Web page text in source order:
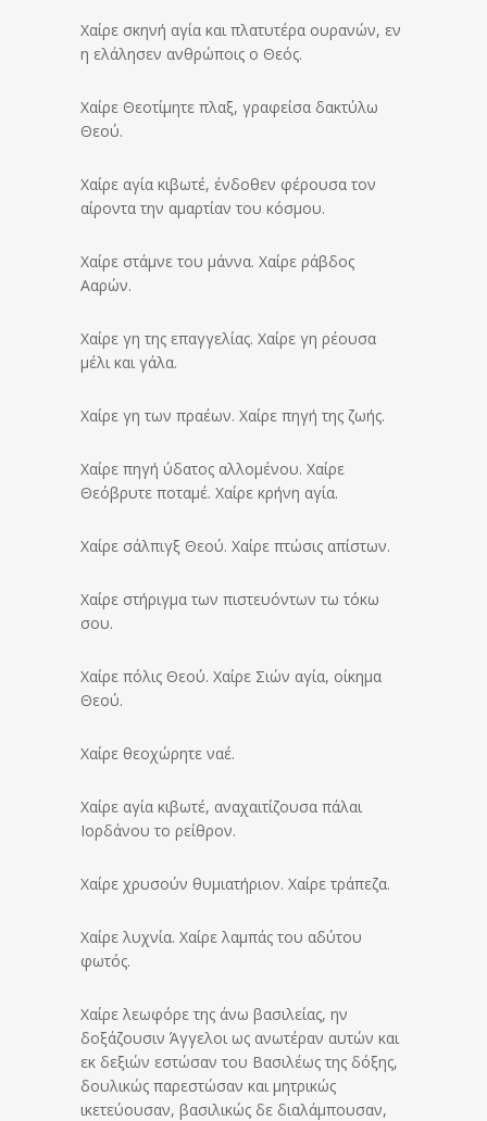
Χαίρε σκηνή αγία και πλατυτέρα ουρανών, εν
η ελάλησεν ανθρώποις ο Θεός.
Χαίρε Θεοτίμητε πλαξ, γραφείσα δακτύλω
Θεού.
Χαίρε αγία κιβωτέ, ένδοθεν φέρουσα τον
αίροντα την αμαρτίαν του κόσμου.
Χαίρε στάμνε του μάννα. Χαίρε ράβδος
Ααρών.
Χαίρε γη της επαγγελίας. Χαίρε γη ρέουσα
μέλι και γάλα.
Χαίρε γη των πραέων. Χαίρε πηγή της ζωής.
Χαίρε πηγή ύδατος αλλομένου. Χαίρε
Θεόβρυτε ποταμέ. Χαίρε κρήνη αγία.
Χαίρε σάλπιγξ Θεού. Χαίρε πτώσις απίστων.
Χαίρε στήριγμα των πιστευόντων τω τόκω
σου.
Χαίρε πόλις Θεού. Χαίρε Σιών αγία, οίκημα
Θεού.
Χαίρε θεοχώρητε ναέ.
Χαίρε αγία κιβωτέ, αναχαιτίζουσα πάλαι
Ιορδάνου το ρείθρον.
Χαίρε χρυσούν θυμιατήριον. Χαίρε τράπεζα.
Χαίρε λυχνία. Χαίρε λαμπάς του αδύτου
φωτός.
Χαίρε λεωφόρε της άνω βασιλείας, ην
δοξάζουσιν Άγγελοι ως ανωτέραν αυτών και
εκ δεξιών εστώσαν του Βασιλέως της δόξης,
δουλικώς παρεστώσαν και μητρικώς
ικετεύουσαν, βασιλικώς δε διαλάμπουσαν,